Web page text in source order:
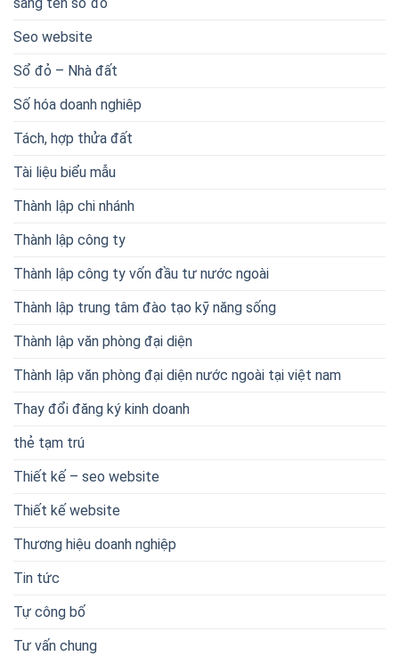
Seo website
Sổ đỏ – Nhà đất
Số hóa doanh nghiêp
Tách, hợp thửa đất
Tài liệu biểu mẫu
Thành lập chi nhánh
Thành lập công ty
Thành lập công ty vốn đầu tư nước ngoài
Thành lập trung tâm đào tạo kỹ năng sống
Thành lập văn phòng đại diện
Thành lập văn phòng đại diện nước ngoài tại việt nam
Thay đổi đăng ký kinh doanh
thẻ tạm trú
Thiết kế – seo website
Thiết kế website
Thương hiệu doanh nghiệp
Tin tức
Tự công bố
Tư vấn chung